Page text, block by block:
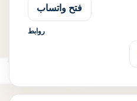
فتح واتساب
روابط